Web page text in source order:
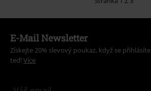
E-Mail Newsletter
Získejte 20% slevový poukaz, když se přihlásíte
teď! Více